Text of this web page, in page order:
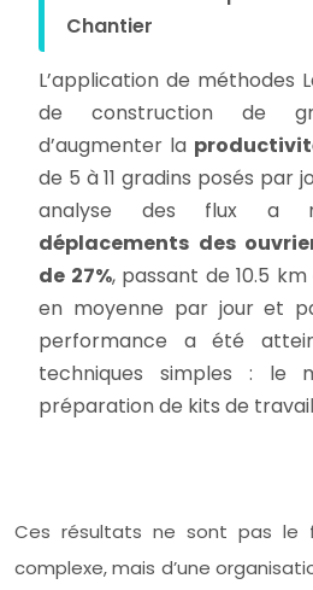
Chantier
L’application de méthodes
de construction de
d’augmenter la
de 5 à 11 gradins posés par
analyse des flux a
déplacements des
de 27%, passant de 10.5
en moyenne par jour et
performance a été
techniques simples : le
préparation de kits de
Ces résultats ne sont pas le
complexe, mais d’une